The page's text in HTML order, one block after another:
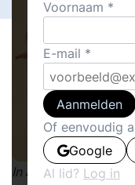
In aanloop naar de
Voornaam
E-mail
Aanmelden
Of eenvoudig
Google
Al lid? Log in